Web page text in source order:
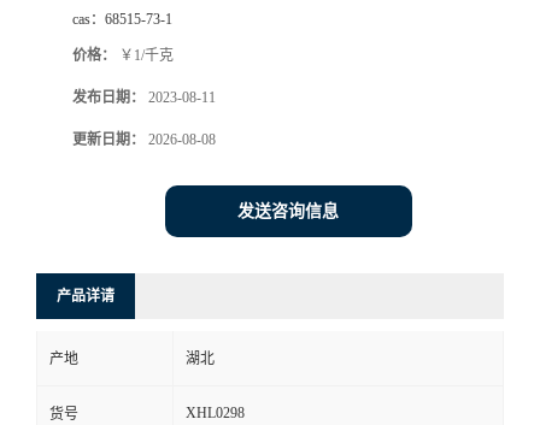
cas： 68515-73-1
价格： ￥1/千克
发布日期： 2023-08-11
更新日期： 2026-08-08
发送咨询信息
产品详请
产地 湖北
货号 XHL0298